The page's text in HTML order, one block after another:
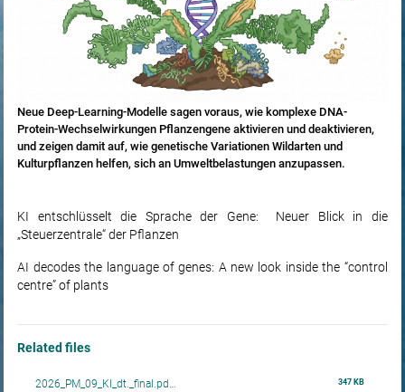
Neue Deep-Learning-Modelle sagen voraus, wie komplexe DNA-
Protein-Wechselwirkungen Pflanzengene aktivieren und deaktivieren,
und zeigen damit auf, wie genetische Variationen Wildarten und
Kulturpflanzen helfen, sich an Umweltbelastungen anzupassen.
KI entschlüsselt die Sprache der Gene: Neuer Blick in die
„Steuerzentrale“ der Pflanzen
AI decodes the language of genes: A new look inside the “control
centre” of plants
Related files
2026_PM_09_KI_dt._final.pd… 347 KB